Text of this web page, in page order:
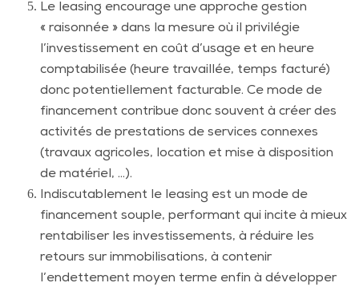
Le leasing encourage une approche gestion
« raisonnée » dans la mesure où il privilégie
l’investissement en coût d’usage et en heure
comptabilisée (heure travaillée, temps facturé)
donc potentiellement facturable. Ce mode de
financement contribue donc souvent à créer des
activités de prestations de services connexes
(travaux agricoles, location et mise à disposition
de matériel, …).
Indiscutablement le leasing est un mode de
financement souple, performant qui incite à mieux
rentabiliser les investissements, à réduire les
retours sur immobilisations, à contenir
l’endettement moyen terme enfin à développer